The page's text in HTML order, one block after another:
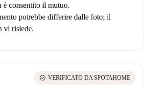
è consentito il mutuo.
potrebbe differire dalle foto; il
vi risiede.
check_circle VERIFICATO DA SPOTAHOME